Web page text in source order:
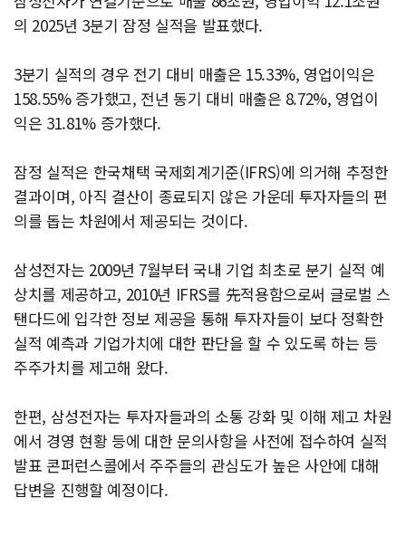
의 2025년 3분기 잠정 실적을 발표했다.
3분기 실적의 경우 전기 대비 매출은 15.33%, 영업이익은
158.55% 증가했고, 전년 동기 대비 매출은 8.72%, 영업이
익은 31.81% 증가했다.
잠정 실적은 한국채택 국제회계기준(IFRS)에 의거해 추정한
결과이며, 아직 결산이 종료되지 않은 가운데 투자자들의 편
의를 돕는 차원에서 제공되는 것이다.
삼성전자는 2009년 7월부터 국내 기업 최초로 분기 실적 예
상치를 제공하고, 2010년 IFRS를 先적용함으로써 글로벌 스
탠다드에 입각한 정보 제공을 통해 투자자들이 보다 정확한
실적 예측과 기업가치에 대한 판단을 할 수 있도록 하는 등
주주가치를 제고해 왔다.
한편, 삼성전자는 투자자들과의 소통 강화 및 이해 제고 차원
에서 경영 현황 등에 대한 문의사항을 사전에 접수하여 실적
발표 콘퍼런스콜에서 주주들의 관심도가 높은 사안에 대해
답변을 진행할 예정이다.